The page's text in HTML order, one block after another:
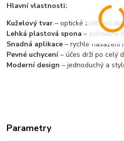
Hlavní vlastnosti:
Kuželový tvar – optické zvětšení
Lehká plastová spona – pohodlné
Snadná aplikace – rychlé nasazení
Pevné uchycení– účes drží po celý
Moderní design – jednoduchý a
Parametry